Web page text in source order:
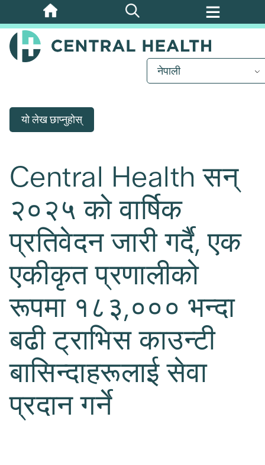
मुख्य
सामग्रीमा
जानुहोस्
नेपाली
यो लेख छाप्नुहोस्
Central Health सन्
२०२५ को वार्षिक
प्रतिवेदन जारी गर्दै, एक
एकीकृत प्रणालीको
रूपमा १८३,००० भन्दा
बढी ट्राभिस काउन्टी
बासिन्दाहरूलाई सेवा
प्रदान गर्ने